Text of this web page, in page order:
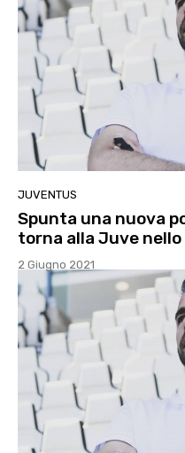
JUVENTUS
Spunta una nuova
torna alla Juve
2 Giugno 2021